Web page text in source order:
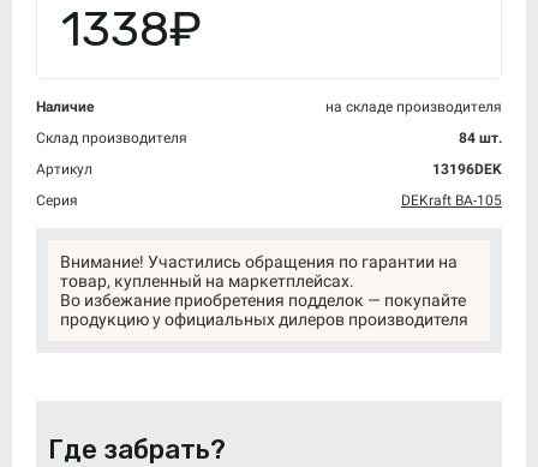
1338₽
Наличие
на складе производителя
Склад производителя
84 шт.
Артикул
13196DEK
Серия
DEKraft ВА-105
Внимание! Участились обращения по гарантии на
товар, купленный на маркетплейсах.
Во избежание приобретения подделок — покупайте
продукцию у официальных дилеров производителя
Где забрать?